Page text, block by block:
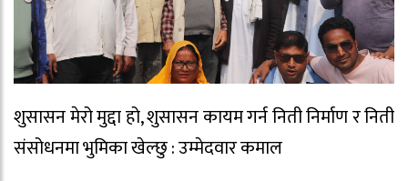
शुसासन मेरो मुद्दा हो, शुसासन कायम गर्न निती निर्माण र निती
संसोधनमा भुमिका खेल्छु : उम्मेदवार कमाल